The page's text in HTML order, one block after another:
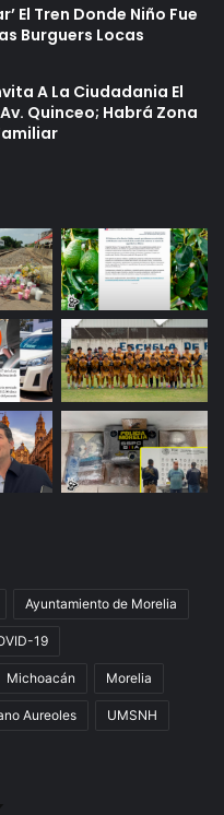
El Tren Donde Niño Fue
Burguers Locas
A La Ciudadania El
Quinceo; Habrá Zona
Ayuntamiento de Morelia
19
Michoacán Morelia
Aureoles UMSNH